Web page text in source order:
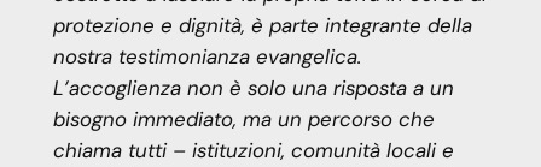
protezione e dignità, è parte integrante della
nostra testimonianza evangelica.
L’accoglienza non è solo una risposta a un
bisogno immediato, ma un percorso che
chiama tutti – istituzioni, comunità locali e